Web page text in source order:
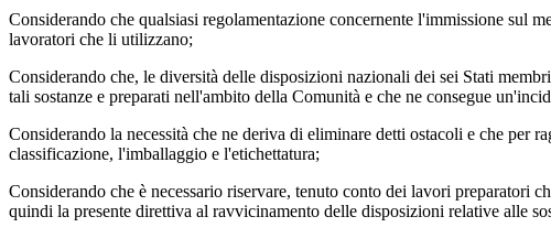
Considerando che qualsiasi regolamentazione concernente l'immissione sul
lavoratori che li utilizzano;
Considerando che, le diversità delle disposizioni nazionali dei sei Stati
tali sostanze e preparati nell'ambito della Comunità e che ne consegue
Considerando la necessità che ne deriva di eliminare detti ostacoli e che
classificazione, l'imballaggio e l'etichettatura;
Considerando che è necessario riservare, tenuto conto dei lavori preparatori
quindi la presente direttiva al ravvicinamento delle disposizioni relative alle